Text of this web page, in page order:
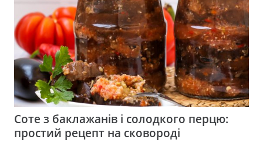
Соте з баклажанів і солодкого перцю:
простий рецепт на сковороді